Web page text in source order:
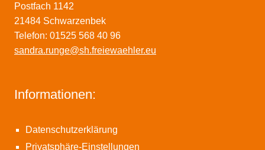
Postfach 1142
21484 Schwarzenbek
Telefon: 01525 568 40 96
sandra.runge@sh.freiewaehler.eu
Informationen:
Datenschutzerklärung
Privatsphäre-Einstellungen